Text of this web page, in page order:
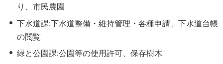
り、市民農園
下水道課:下水道整備・維持管理・各種申請、下水道台帳
の閲覧
緑と公園課:公園等の使用許可、保存樹木